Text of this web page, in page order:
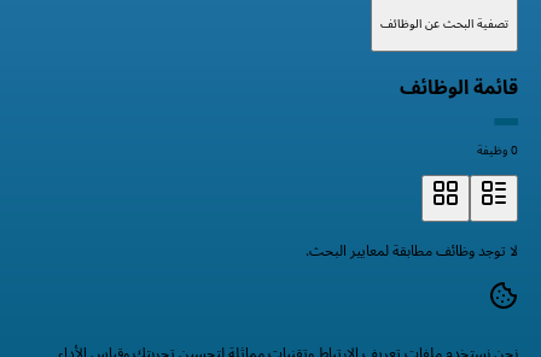
تصفية البحث عن الوظائف
قائمة الوظائف
0 وظيفة
لا توجد وظائف مطابقة لمعايير البحث.